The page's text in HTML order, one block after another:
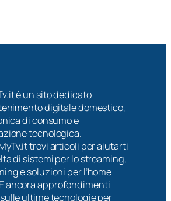
è un sito dedicato
digitale domestico,
di consumo e
tecnologica.
trovi articoli per aiutarti
di sistemi per lo streaming,
e soluzioni per l’home
ancora approfondimenti
ultime tecnologie per